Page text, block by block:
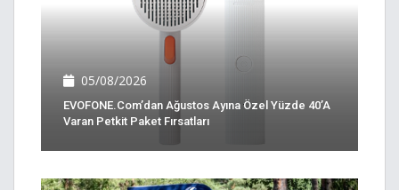
05/08/2026
EVOFONE.com’dan Ağustos Ayına Özel Yüzde 40’a
Varan Petkit Paket Fırsatları